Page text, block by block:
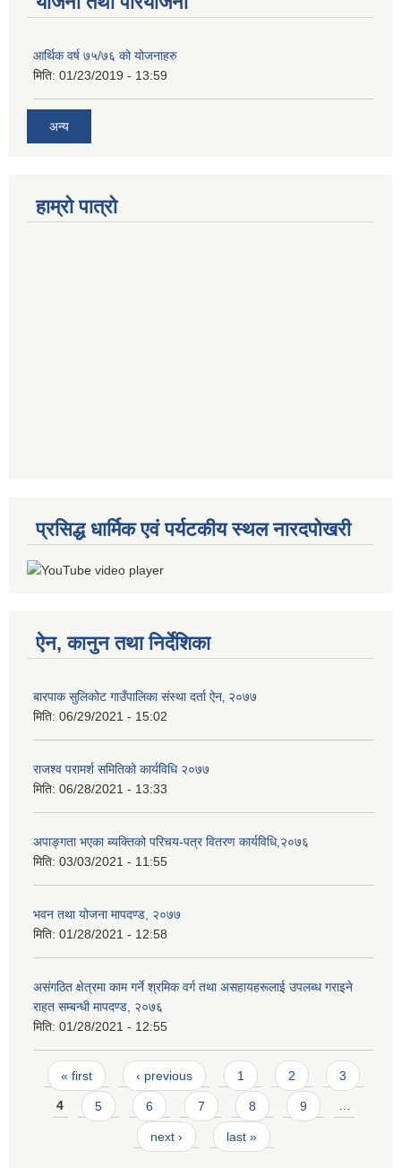
आर्थिक वर्ष ७५/७६ को योजनाहरु
मिति: 01/23/2019 - 13:59
अन्य
हाम्रो पात्रो
प्रसिद्ध धार्मिक एवं पर्यटकीय स्थल नारदपोखरी
ऐन, कानुन तथा निर्देशिका
बारपाक सुलिकोट गाउँपालिका संस्था दर्ता ऐन‚ २०७७
मिति: 06/29/2021 - 15:02
राजश्व परामर्श समितिको कार्यविधि २०७७
मिति: 06/28/2021 - 13:33
अपाङ्गता भएका ब्यक्तिको परिचय-पत्र वितरण कार्यविधि,२०७६
मिति: 03/03/2021 - 11:55
भवन तथा योजना मापदण्ड, २०७७
मिति: 01/28/2021 - 12:58
असंगठित क्षेत्रमा काम गर्ने श्रमिक वर्ग तथा असहायहरूलाई उपलब्ध गराइने
राहत सम्बन्धी मापदण्ड, २०७६
मिति: 01/28/2021 - 12:55
Pages
« first ‹ previous 1 2 3
4 5 6 7 8 9 …
next › last »